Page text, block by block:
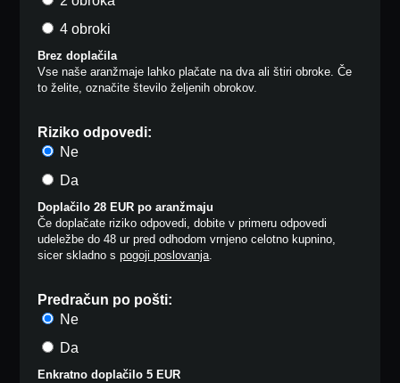
4 obroki
Brez doplačila
Vse naše aranžmaje lahko plačate na dva ali štiri obroke. Če
to želite, označite število željenih obrokov.
Riziko odpovedi:
Ne
Da
Doplačilo 28 EUR po aranžmaju
Če doplačate riziko odpovedi, dobite v primeru odpovedi
udeležbe do 48 ur pred odhodom vrnjeno celotno kupnino,
sicer skladno spogoji poslovanja.
Predračun po pošti:
Ne
Da
Enkratno doplačilo 5 EUR